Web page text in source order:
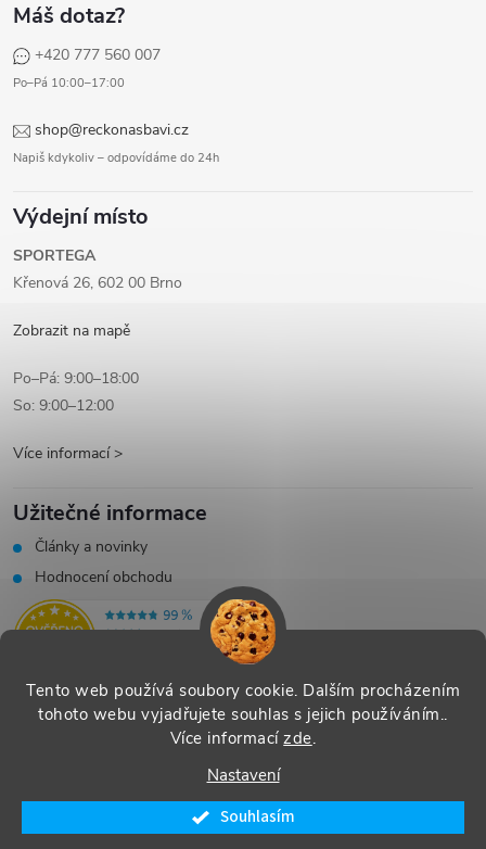
Tento web používá soubory cookie. Dalším procházením
tohoto webu vyjadřujete souhlas s jejich používáním..
Více informacízde.
Nastavení
Souhlasím
Máš dotaz?
+420 777 560 007
Po–Pá 10:00–17:00
shop@reckonasbavi.cz
Napiš kdykoliv – odpovídáme do 24h
Výdejní místo
SPORTEGA
Křenová 26, 602 00 Brno
Zobrazit na mapě
Po–Pá: 9:00–18:00
So: 9:00–12:00
Více informací >
Užitečné informace
Články a novinky
Hodnocení obchodu
Copyright 2026SHOP Řecko nás baví - řecké produkty s příběhem.
Všechna práva vyhrazena.